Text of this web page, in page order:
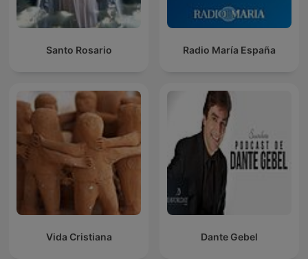
Santo Rosario Radio María España
Vida Cristiana Dante Gebel